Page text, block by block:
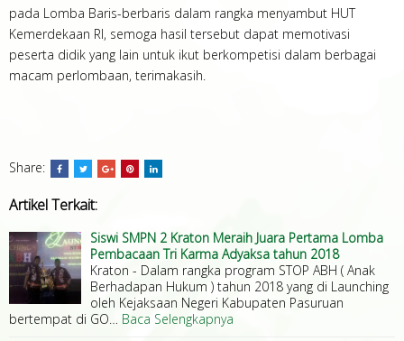
pada Lomba Baris-berbaris dalam rangka menyambut HUT
Kemerdekaan RI, semoga hasil tersebut dapat memotivasi
peserta didik yang lain untuk ikut berkompetisi dalam berbagai
macam perlombaan, terimakasih.
Share:
Artikel Terkait:
Siswi SMPN 2 Kraton Meraih Juara Pertama Lomba
Pembacaan Tri Karma Adyaksa tahun 2018
Kraton - Dalam rangka program STOP ABH ( Anak
Berhadapan Hukum ) tahun 2018 yang di Launching
oleh Kejaksaan Negeri Kabupaten Pasuruan
bertempat di GO… Baca Selengkapnya